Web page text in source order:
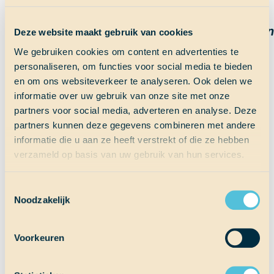
Deze website maakt gebruik van cookies
We gebruiken cookies om content en advertenties te
personaliseren, om functies voor social media te bieden
en om ons websiteverkeer te analyseren. Ook delen we
informatie over uw gebruik van onze site met onze
partners voor social media, adverteren en analyse. Deze
partners kunnen deze gegevens combineren met andere
informatie die u aan ze heeft verstrekt of die ze hebben
verzameld op basis van uw gebruik van hun services.
Noodzakelijk
Voorkeuren
prettig was, er stond dushi op, wat “schat” in
de taal van Curaçao betekent. – Ken
Het kerstdiner was geweldig en heerlijk. De
kaiserschmarrn waren formidabel, en
iedereen was mooi gekleed. Het eten was
veel beter dan de rotte vis achter de
Deze quotes zijn verzameld door: Sophie